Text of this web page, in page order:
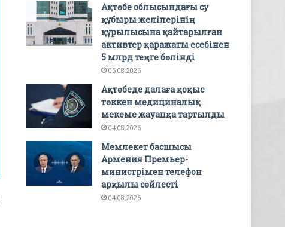
Ақтөбе облысындағы су
құбыры желілерінің
құрылысына қайтарылған
активтер қаражаты есебінен
5 млрд теңге бөлінді
05.08.2026
Ақтөбеде далаға қоқыс
төккен медициналық
мекеме жауапқа тартылды
04.08.2026
Мемлекет басшысы
Армения Премьер-
министрімен телефон
арқылы сөйлесті
04.08.2026